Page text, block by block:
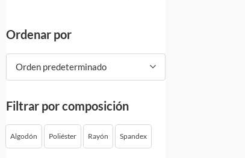
Ordenar por
Orden predeterminado
Filtrar por composición
Algodón Poliéster Rayón Spandex